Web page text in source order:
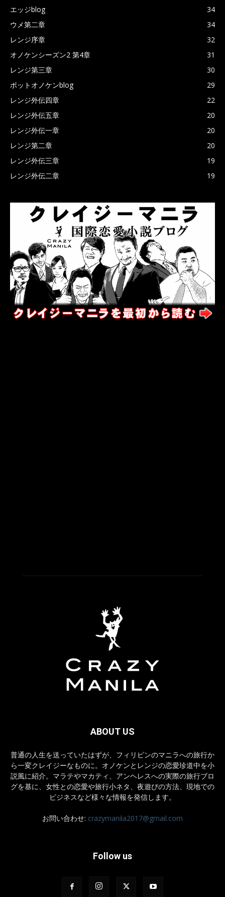
エッジblog
34
ウメ第二章
34
レンジ序章
32
オノケンシーズン2 第4章
31
レンジ第三章
30
ポットオノケンblog
29
レンジ外伝四章
22
レンジ外伝五章
20
レンジ外伝一章
20
レンジ第二章
20
レンジ外伝三章
19
レンジ外伝二章
19
ABOUT US
普通の人生を送っていたはずが、フィリピンのマニラへの旅行か
ら一変クレイジーなものに。オノケンとレンジの恋愛珍道中を小
説風に紹介。マラテやマカティ、アンヘレスへの実際の旅行ブロ
グを基に、女性との恋愛や旅行小ネタ、夜遊びの方法、現地での
ビジネスなど様々な情報を発信します。
お問い合わせ: crazymanila2017@gmail.com
Follow us